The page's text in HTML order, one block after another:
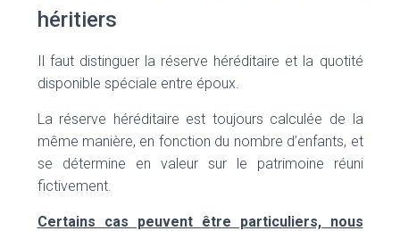
héritiers
Il faut distinguer la réserve héréditaire et la quotité
disponible spéciale entre époux.
La réserve héréditaire est toujours calculée de la
même manière, en fonction du nombre d’enfants, et
se détermine en valeur sur le patrimoine réuni
fictivement.
Certains cas peuvent être particuliers, nous